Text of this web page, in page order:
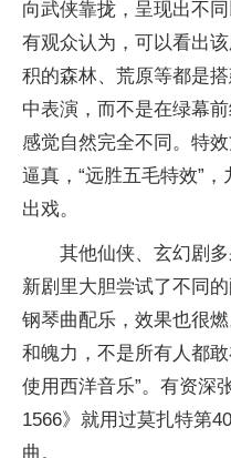
向武侠靠拢，呈现出不
有观众认为，可以看出
积的森林、荒原等都是
中表演，而不是在绿幕
感觉自然完全不同。特
逼真，“远胜五毛特效”
出戏。
其他仙侠、玄幻剧
新剧里大胆尝试了不同
钢琴曲配乐，效果也很
和魄力，不是所有人都
使用西洋音乐”。有资深
1566》就用过莫扎特第
曲。